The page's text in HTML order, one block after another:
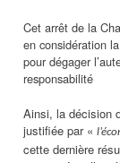
Cet arrêt de la
en considération
pour dégager
responsabilité
Ainsi, la décision
justifiée par «
cette dernière